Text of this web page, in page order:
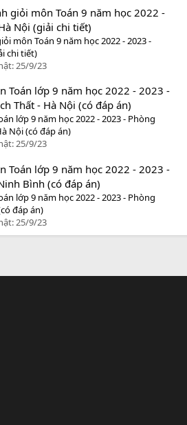
giỏi môn Toán 9 năm học 2022 -
Nội (giải chi tiết)
môn Toán 9 năm học 2022 - 2023 -
chi tiết)
25/9/23
Toán lớp 9 năm học 2022 - 2023 -
Thất - Hà Nội (có đáp án)
lớp 9 năm học 2022 - 2023 - Phòng
Nội (có đáp án)
25/9/23
Toán lớp 9 năm học 2022 - 2023 -
Bình (có đáp án)
lớp 9 năm học 2022 - 2023 - Phòng
đáp án)
25/9/23